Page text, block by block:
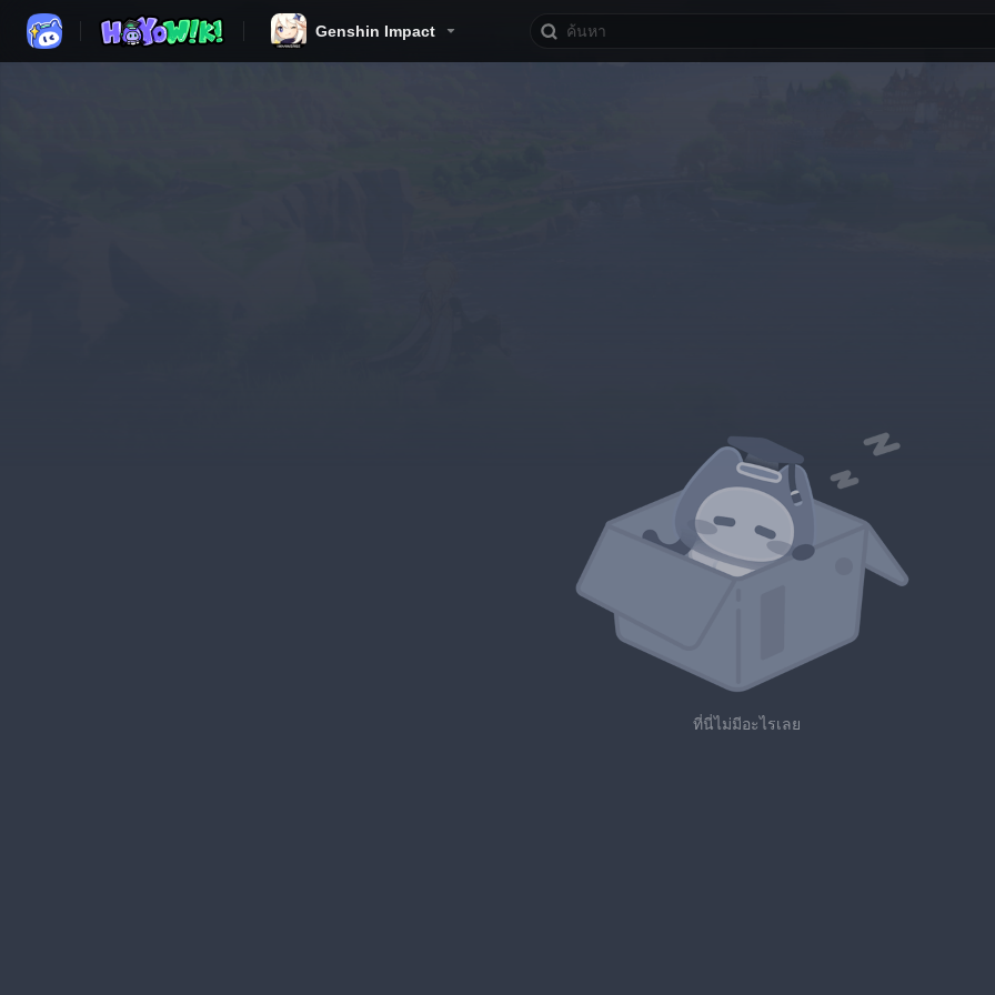
Genshin Impact
ที่นี่ไม่มีอะไรเลย